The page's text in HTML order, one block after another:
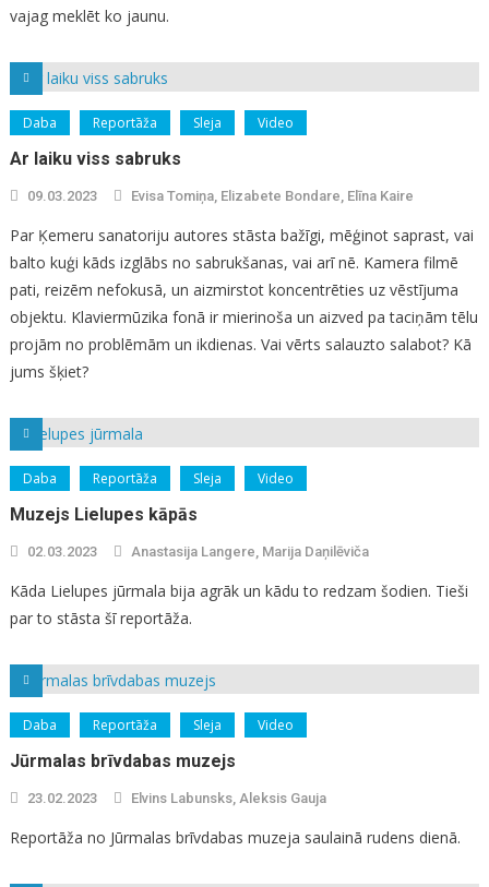
vajag meklēt ko jaunu.
Daba Reportāža Sleja Video
Ar laiku viss sabruks
09.03.2023 Evisa Tomiņa, Elizabete Bondare, Elīna Kaire
Par Ķemeru sanatoriju autores stāsta bažīgi, mēģinot saprast, vai
balto kuģi kāds izglābs no sabrukšanas, vai arī nē. Kamera filmē
pati, reizēm nefokusā, un aizmirstot koncentrēties uz vēstījuma
objektu. Klaviermūzika fonā ir mierinoša un aizved pa taciņām tēlu
projām no problēmām un ikdienas. Vai vērts salauzto salabot? Kā
jums šķiet?
Daba Reportāža Sleja Video
Muzejs Lielupes kāpās
02.03.2023 Anastasija Langere, Marija Daņilēviča
Kāda Lielupes jūrmala bija agrāk un kādu to redzam šodien. Tieši
par to stāsta šī reportāža.
Daba Reportāža Sleja Video
Jūrmalas brīvdabas muzejs
23.02.2023 Elvins Labunsks, Aleksis Gauja
Reportāža no Jūrmalas brīvdabas muzeja saulainā rudens dienā.